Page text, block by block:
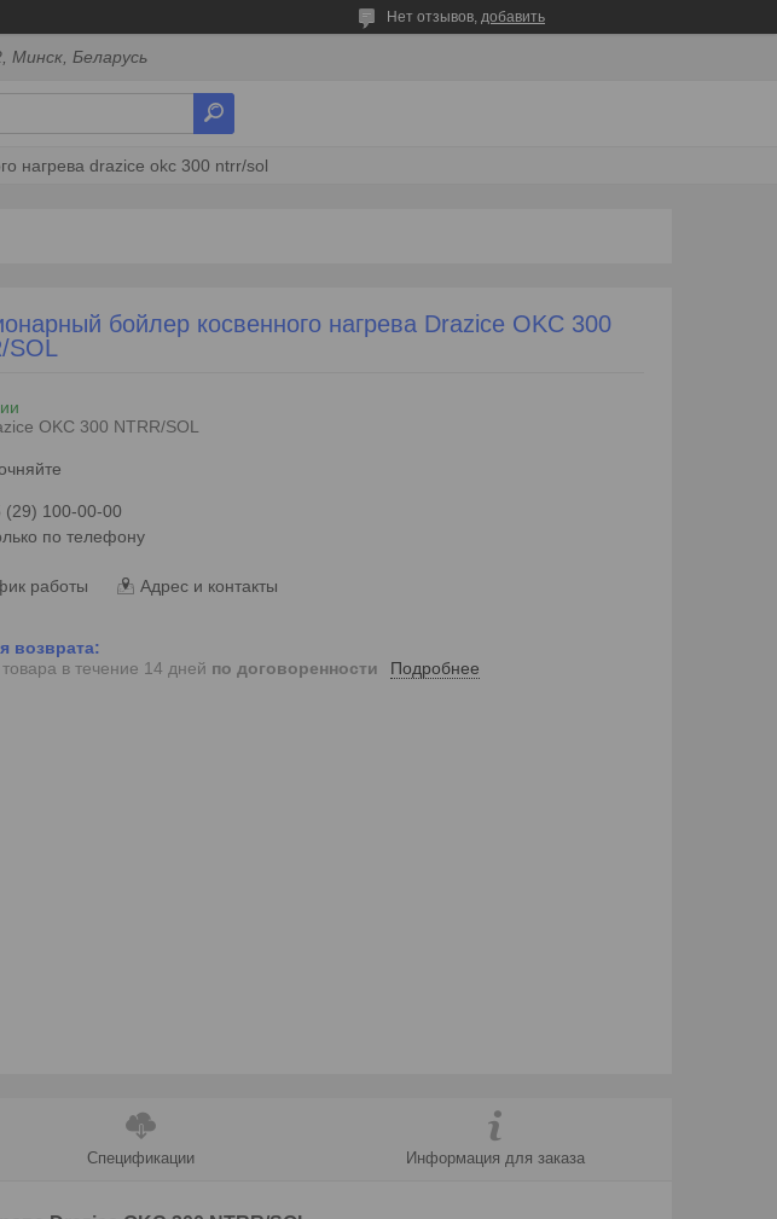
Нет отзывов, добавить
Минск, Беларусь
нагрева drazice okc 300 ntrr/sol
бойлер косвенного нагрева Drazice OKC 300
SOL
OKC 300 NTRR/SOL
(29) 100-00-00
по телефону
работы Адрес и контакты
товара в течение 14 дней по договоренности Подробнее
Спецификации Информация для заказа